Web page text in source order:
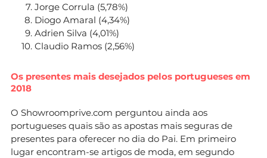
Jorge Corrula (5,78%)
Diogo Amaral (4,34%)
Adrien Silva (4,01%)
Claudio Ramos (2,56%)
Os presentes mais desejados pelos portugueses em
2018
O Showroomprive.com perguntou ainda aos
portugueses quais são as apostas mais seguras de
presentes para oferecer no dia do Pai. Em primeiro
lugar encontram-se artigos de moda, em segundo